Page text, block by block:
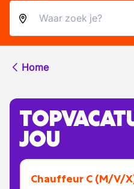
Home
JOU
Chauffeur C (M/V/